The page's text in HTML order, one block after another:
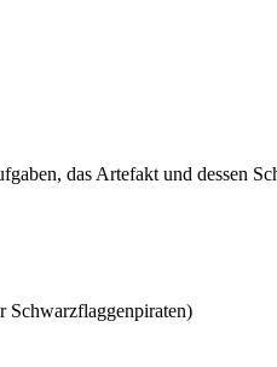
das Artefakt und dessen
Schwarzflaggenpiraten)